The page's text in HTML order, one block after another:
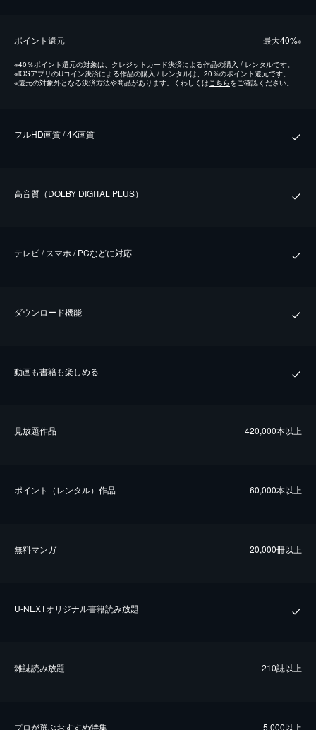
ポイント還元 最⼤40%※
※40％ポイント還元の対象は、クレジットカード決済による作品の購入 / レンタルです。
※iOSアプリのUコイン決済による作品の購入 / レンタルは、20％のポイント還元です。
※還元の対象外となる決済方法や商品があります。くわしくはこちらをご確認ください。
フルHD画質 / 4K画質
⾼⾳質（DOLBY DIGITAL PLUS）
テレビ / スマホ / PCなどに対応
ダウンロード機能
動画も書籍も楽しめる
⾒放題作品 420,000本以上
ポイント（レンタル）作品 60,000本以上
無料マンガ 20,000冊以上
U-NEXTオリジナル書籍読み放題
雑誌読み放題 210誌以上
プロが選ぶおすすめ特集 5,000以上